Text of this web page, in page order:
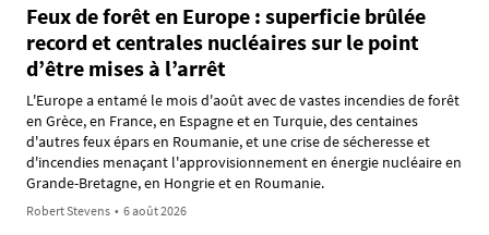
Feux de forêt en Europe : superficie brûlée
record et centrales nucléaires sur le point
d’être mises à l’arrêt
L'Europe a entamé le mois d'août avec de vastes incendies de forêt
en Grèce, en France, en Espagne et en Turquie, des centaines
d'autres feux épars en Roumanie, et une crise de sécheresse et
d'incendies menaçant l'approvisionnement en énergie nucléaire en
Grande-Bretagne, en Hongrie et en Roumanie.
Robert Stevens • 6 août 2026